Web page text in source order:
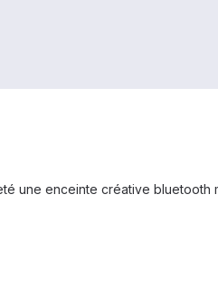
une enceinte créative